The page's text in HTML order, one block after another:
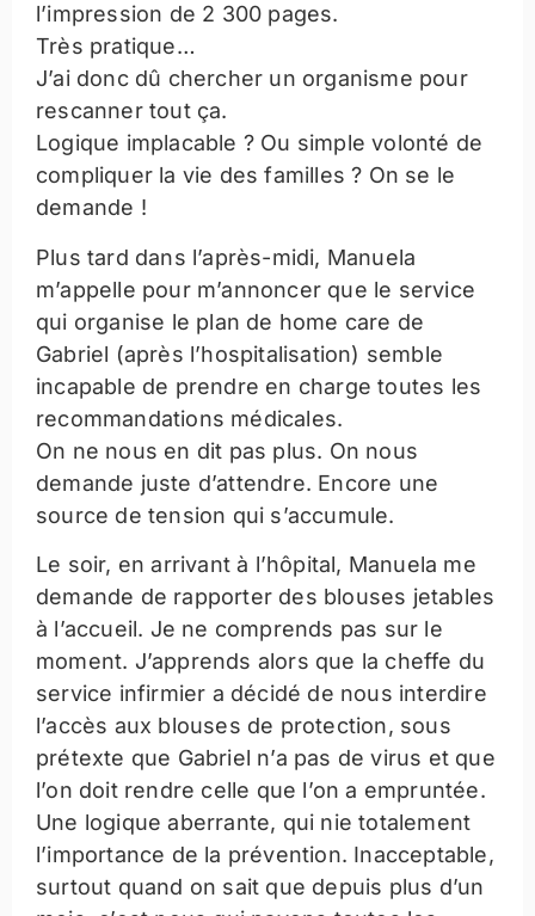
l’impression de 2 300 pages.
Très pratique…
J’ai donc dû chercher un organisme pour
rescanner tout ça.
Logique implacable ? Ou simple volonté de
compliquer la vie des familles ? On se le
demande !
Plus tard dans l’après-midi, Manuela
m’appelle pour m’annoncer que le service
qui organise le plan de home care de
Gabriel (après l’hospitalisation) semble
incapable de prendre en charge toutes les
recommandations médicales.
On ne nous en dit pas plus. On nous
demande juste d’attendre. Encore une
source de tension qui s’accumule.
Le soir, en arrivant à l’hôpital, Manuela me
demande de rapporter des blouses jetables
à l’accueil. Je ne comprends pas sur le
moment. J’apprends alors que la cheffe du
service infirmier a décidé de nous interdire
l’accès aux blouses de protection, sous
prétexte que Gabriel n’a pas de virus et que
l’on doit rendre celle que l’on a empruntée.
Une logique aberrante, qui nie totalement
l’importance de la prévention. Inacceptable,
surtout quand on sait que depuis plus d’un